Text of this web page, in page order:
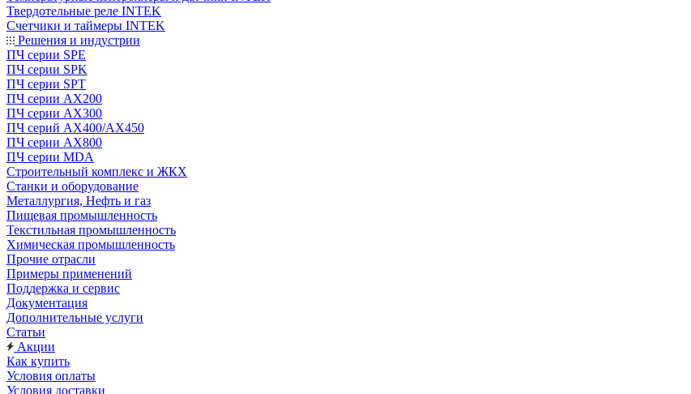
Твердотельные реле INTEK
Счетчики и таймеры INTEK
Решения и индустрии
ПЧ серии SPE
ПЧ серии SPK
ПЧ серии SPT
ПЧ серии AX200
ПЧ серии AX300
ПЧ серий AX400/AX450
ПЧ серии AX800
ПЧ серии MDA
Строительный комплекс и ЖКХ
Станки и оборудование
Металлургия, Нефть и газ
Пищевая промышленность
Текстильная промышленность
Химическая промышленность
Прочие отрасли
Примеры применений
Поддержка и сервис
Документация
Дополнительные услуги
Статьи
Акции
Как купить
Условия оплаты
Условия доставки